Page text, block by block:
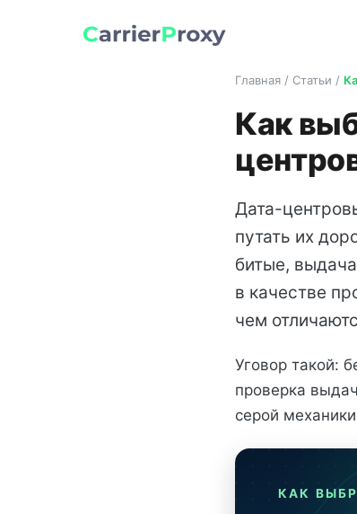
Главная / Статьи /
Как
Дата-
путать их
битые,
в качестве
чем
Уговор такой:
проверка
серой
КАК